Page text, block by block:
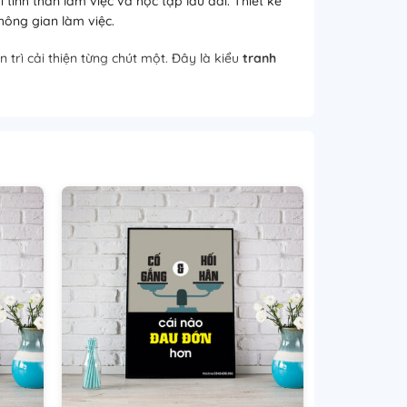
gian làm việc.
trì cải thiện từng chút một. Đây là kiểu tranh